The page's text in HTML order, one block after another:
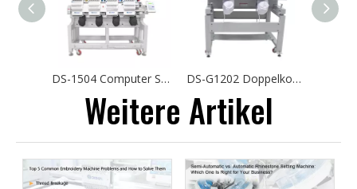
DS-1504 Computer Stickmaschine 4 Köpfe T-Shirt Hut Stickerei DS-G1202 Doppelkopfkappe Stickmaschine niedriger Preis flache T-Shirts Logo Stickerei
Weitere Artikel